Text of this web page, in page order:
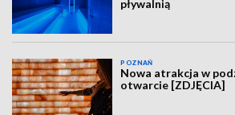
pływalnią
POZNAŃ
Nowa atrakcja w
otwarcie [ZDJĘCIA]